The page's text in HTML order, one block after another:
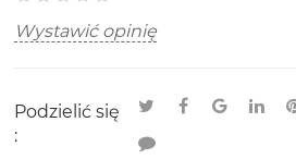
Wystawić opinię
Podzielić się
: